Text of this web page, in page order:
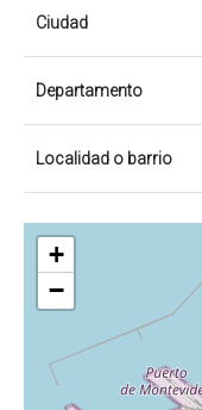
Ciudad
Departamento
Localidad o barrio
+
−